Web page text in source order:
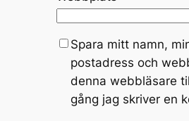
Spara mitt namn,
postadress och
denna webbläsare
gång jag skriver en